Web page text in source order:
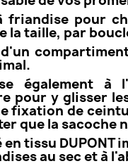
friandise pour
la taille, par
d'un
également à
pour y glisser
fixation de
que la sacoche
en tissu DUPONT
au sec et à